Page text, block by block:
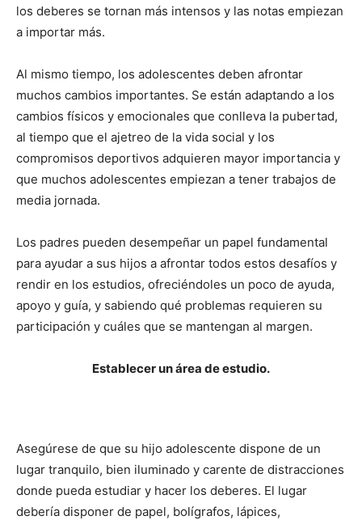
los deberes se tornan más intensos y las notas empiezan
a importar más.
Al mismo tiempo, los adolescentes deben afrontar
muchos cambios importantes. Se están adaptando a los
cambios físicos y emocionales que conlleva la pubertad,
al tiempo que el ajetreo de la vida social y los
compromisos deportivos adquieren mayor importancia y
que muchos adolescentes empiezan a tener trabajos de
media jornada.
Los padres pueden desempeñar un papel fundamental
para ayudar a sus hijos a afrontar todos estos desafíos y
rendir en los estudios, ofreciéndoles un poco de ayuda,
apoyo y guía, y sabiendo qué problemas requieren su
participación y cuáles que se mantengan al margen.
Establecer un área de estudio.
Asegúrese de que su hijo adolescente dispone de un
lugar tranquilo, bien iluminado y carente de distracciones
donde pueda estudiar y hacer los deberes. El lugar
debería disponer de papel, bolígrafos, lápices,